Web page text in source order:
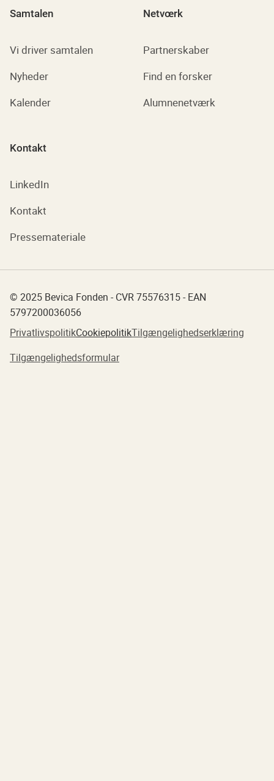
Samtalen
Vi driver samtalen
Nyheder
Kalender
Netvœrk
Partnerskaber
Find en forsker
Alumnenetværk
Kontakt
LinkedIn
Kontakt
Pressemateriale
© 2025 Bevica Fonden - CVR 75576315 - EAN
5797200036056
PrivatlivspolitikCookiepolitikTilgængelighedserklæring
Tilgængelighedsformular